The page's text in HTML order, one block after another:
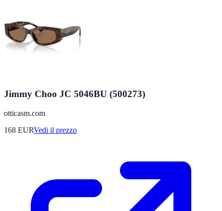
Jimmy Choo JC 5046BU (500273)
otticasm.com
168 EURVedi il prezzo